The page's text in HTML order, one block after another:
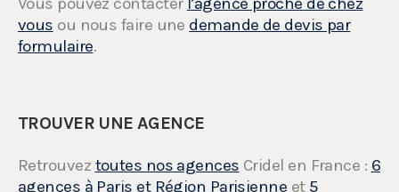
vous ou nous faire une demande de devis par
formulaire.
TROUVER UNE AGENCE
Retrouvez toutes nos agences Cridel en France : 6
agences à Paris et Région Parisienne et 5